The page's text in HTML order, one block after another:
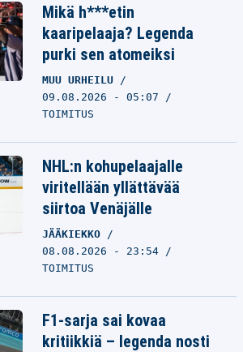
Mikä h***etin
kaaripelaaja? Legenda
purki sen atomeiksi
MUU URHEILU
09.08.2026 - 05:07
TOIMITUS
NHL:n kohupelaajalle
viritellään yllättävää
siirtoa Venäjälle
JÄÄKIEKKO
08.08.2026 - 23:54
TOIMITUS
F1-sarja sai kovaa
kritiikkiä – legenda nosti